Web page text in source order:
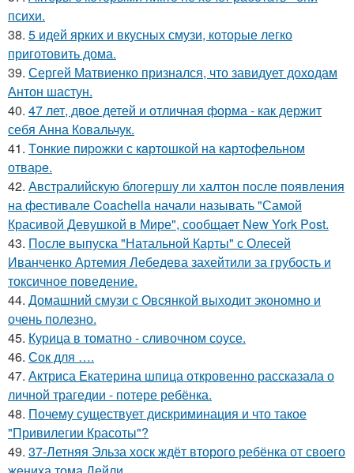
психи.
38. 5 идей ярких и вкусных смузи, которые легко
приготовить дома.
39. Сергей Матвиенко признался, что завидует доходам
Антон шастун.
40. 47 лет, двое детей и отличная форма - как держит
себя Анна Ковальчук.
41. Tонкие пиpoжки с кaртoшкoй на картoфeльном
отваpe.
42. Австралийскую блогершу ли халтон после появления
на фестивале Coachella начали называть "Самой
Красивой Девушкой в Мире", сообщает New York Post.
43. После выпуска "Натальной Карты" с Олесей
Иванченко Артемия Лебедева захейтили за грубость и
токсичное поведение.
44. Домашний смузи с Овсянкой выходит экономно и
очень полезно.
45. Курица в томатно - сливочном соусе.
46. Сок для ….
47. Актриса Екатерина шпица откровенно рассказала о
личной трагедии - потере ребёнка.
48. Почему существует дискриминация и что такое
"Привилегии Красоты"?
49. 37-Летняя Эльза хоск ждёт второго ребёнка от своего